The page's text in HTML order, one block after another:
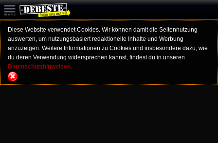
Diese Website verwendet Cookies. Wir können damit die Seitennutzung
auswerten, um nutzungsbasiert redaktionelle Inhalte und Werbung
anzuzeigen. Weitere Informationen zu Cookies und insbesondere dazu, wie
du deren Verwendung widersprechen kannst, findest du in unseren
Datenschutzhinweisen.